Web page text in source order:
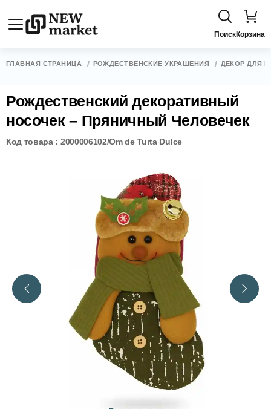
ПоискКорзина
ГЛАВНАЯ СТРАНИЦА РОЖДЕСТВЕНСКИЕ УКРАШЕНИЯ ДЕКОР ДЛЯ
Рождественский декоративный
носочек – Пряничный Человечек
Код товара : 2000006102/Om de Turta Dulce